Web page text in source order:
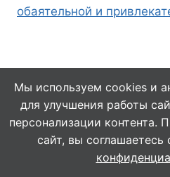
обаятельной и
© 2026 Кулинарушка
Мы используем cookies и
для улучшения работы
персонализации контента.
сайт, вы соглашаетесь